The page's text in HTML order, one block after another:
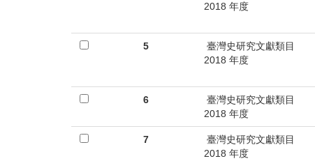
2018 年度
5
臺灣史研究文獻類目
2018 年度
6
臺灣史研究文獻類目
2018 年度
7
臺灣史研究文獻類目
2018 年度